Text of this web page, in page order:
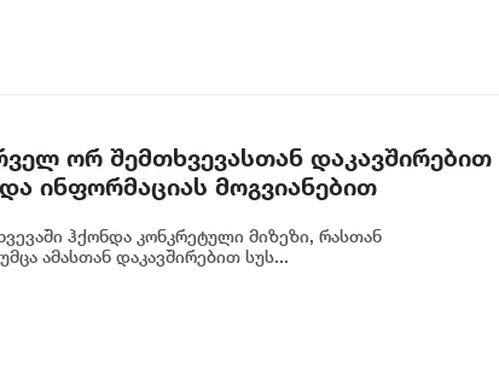
ორ შემთხვევასთან დაკავშირებით
ინფორმაციას მოგვიანებით
სარეაბილიტაციო სამუშაოები
ჰქონდა კონკრეტული მიზეზი, რასთან
ამასთან დაკავშირებით სუს...